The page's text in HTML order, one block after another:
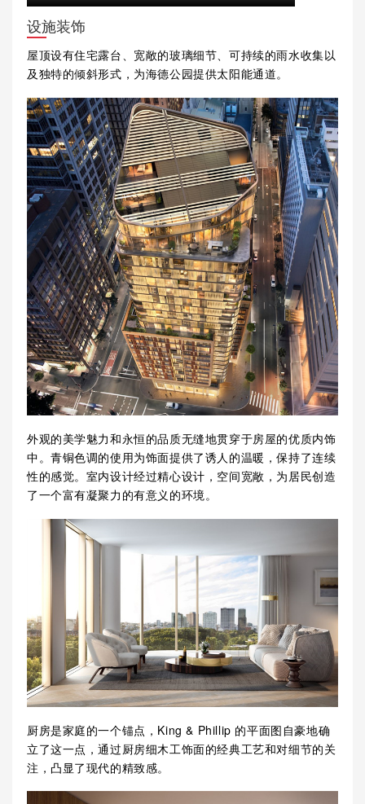
设施装饰
屋顶设有住宅露台、宽敞的玻璃细节、可持续的雨水收集以
及独特的倾斜形式，为海德公园提供太阳能通道。
外观的美学魅力和永恒的品质无缝地贯穿于房屋的优质内饰
中。青铜色调的使用为饰面提供了诱人的温暖，保持了连续
性的感觉。室内设计经过精心设计，空间宽敞，为居民创造
了一个富有凝聚力的有意义的环境。
厨房是家庭的一个锚点，King & Phillip 的平面图自豪地确
立了这一点，通过厨房细木工饰面的经典工艺和对细节的关
注，凸显了现代的精致感。